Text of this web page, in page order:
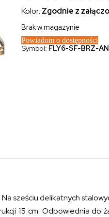
Kolor: Zgodnie z
Brak w magazynie
Powiadom o dostępności
Symbol: FLY6-SF-BRZ-
sześciu delikatnych
15 cm. Odpowiednia do